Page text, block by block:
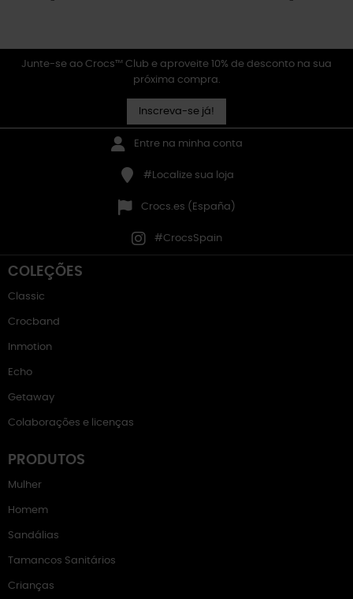
Junte-se ao Crocs™ Club e aproveite 10% de desconto na sua
próxima compra.
Inscreva-se já!
Entre na minha conta
#Localize sua loja
Crocs.es (España)
#CrocsSpain
COLEÇÕES
Classic
Crocband
Inmotion
Echo
Getaway
Colaborações e licenças
PRODUTOS
Mulher
Homem
Sandálias
Tamancos Sanitários
Crianças